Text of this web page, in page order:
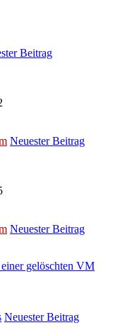
Beitrag
Neuester Beitrag
Neuester Beitrag
gelöschten VM
Neuester Beitrag